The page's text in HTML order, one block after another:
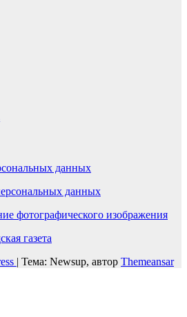
данных
данных
фотографического изображения
| Тема: Newsup, автор Themeansar